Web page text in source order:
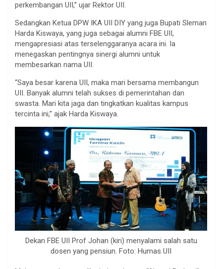
perkembangan UII,” ujar Rektor UII.
Sedangkan Ketua DPW IKA UII DIY yang juga Bupati Sleman
Harda Kiswaya, yang juga sebagai alumni FBE UII,
mengapresiasi atas terselenggaranya acara ini. Ia
menegaskan pentingnya sinergi alumni untuk
membesarkan nama UII.
“Saya besar karena UII, maka mari bersama membangun
UII. Banyak alumni telah sukses di pemerintahan dan
swasta. Mari kita jaga dan tingkatkan kualitas kampus
tercinta ini,” ajak Harda Kiswaya.
Dekan FBE UII Prof Johan (kiri) menyalami salah satu
dosen yang pensiun. Foto: Humas UII